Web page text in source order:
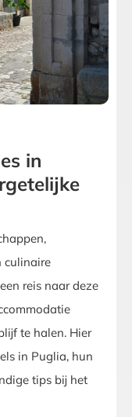
in
culinaire
reis naar deze
te halen. Hier
in Puglia, hun
tips bij het